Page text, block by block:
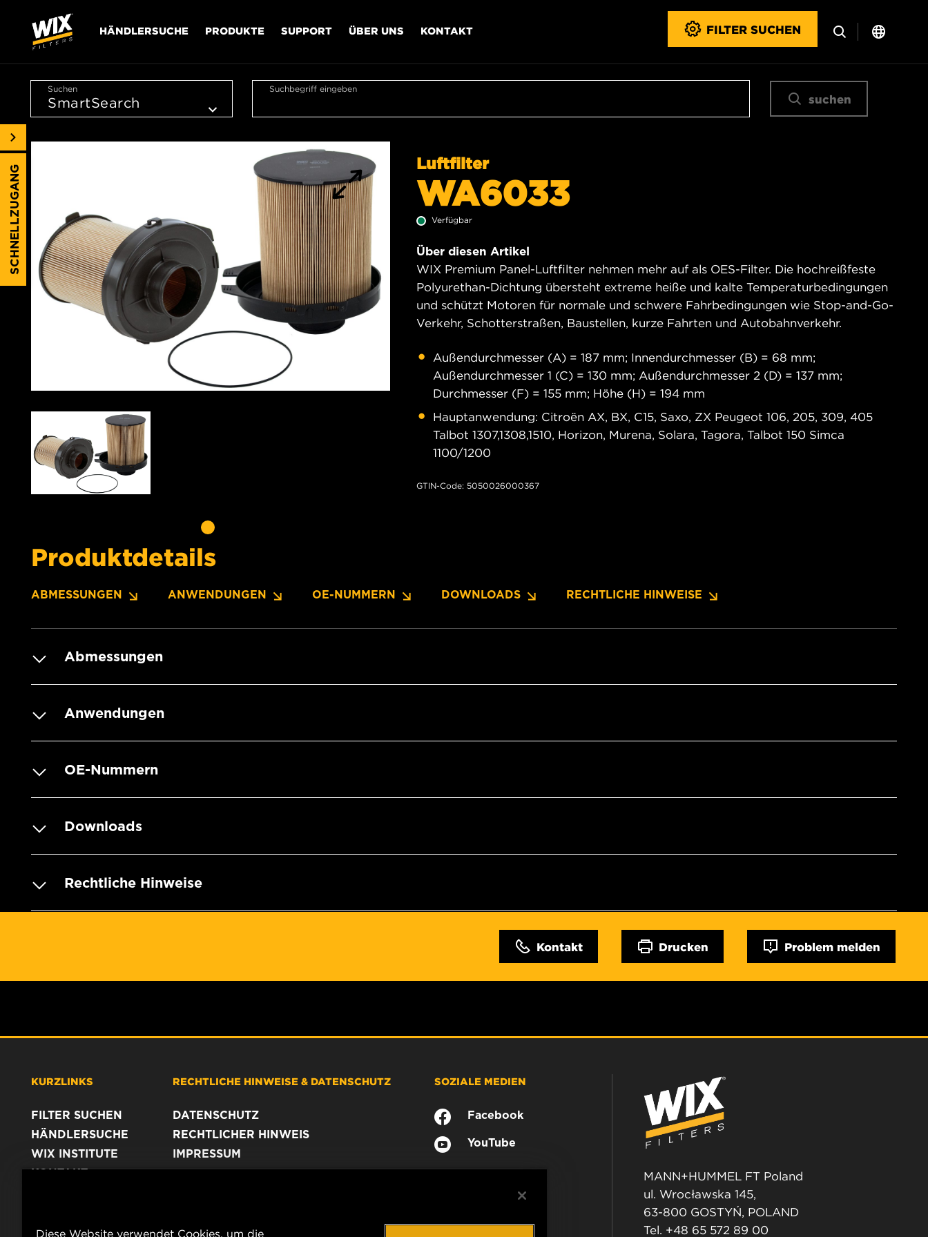
HÄNDLERSUCHE PRODUKTE SUPPORT ÜBER UNS KONTAKT FILTER SUCHEN
Suchen Suchbegriff eingeben
suchen
Luftfilter
WA6033
Verfügbar
Über diesen Artikel
WIX Premium Panel-Luftfilter nehmen mehr auf als OES-Filter. Die hochreißfeste
Polyurethan-Dichtung übersteht extreme heiße und kalte Temperaturbedingungen
und schützt Motoren für normale und schwere Fahrbedingungen wie Stop-and-Go-
Verkehr, Schotterstraßen, Baustellen, kurze Fahrten und Autobahnverkehr.
Außendurchmesser (A) = 187 mm; Innendurchmesser (B) = 68 mm;
Außendurchmesser 1 (C) = 130 mm; Außendurchmesser 2 (D) = 137 mm;
Durchmesser (F) = 155 mm; Höhe (H) = 194 mm
Hauptanwendung: Citroën AX, BX, C15, Saxo, ZX Peugeot 106, 205, 309, 405
Talbot 1307,1308,1510, Horizon, Murena, Solara, Tagora, Talbot 150 Simca
1100/1200
GTIN-Code: 5050026000367
Produktdetails
ABMESSUNGEN ANWENDUNGEN OE-NUMMERN DOWNLOADS RECHTLICHE HINWEISE
Abmessungen
Anwendungen
OE-Nummern
Downloads
Rechtliche Hinweise
Kontakt Drucken Problem melden
SCHNELLZUGANG
KURZLINKS
FILTER SUCHEN
HÄNDLERSUCHE
WIX INSTITUTE
KONTAKT
RECHTLICHE HINWEISE & DATENSCHUTZ
DATENSCHUTZ
RECHTLICHER HINWEIS
IMPRESSUM
SOZIALE MEDIEN
Facebook
YouTube
MANN+HUMMEL FT Poland
ul. Wrocławska 145,
63-800 GOSTYŃ, POLAND
Tel. +48 65 572 89 00
Diese Website verwendet Cookies, um die